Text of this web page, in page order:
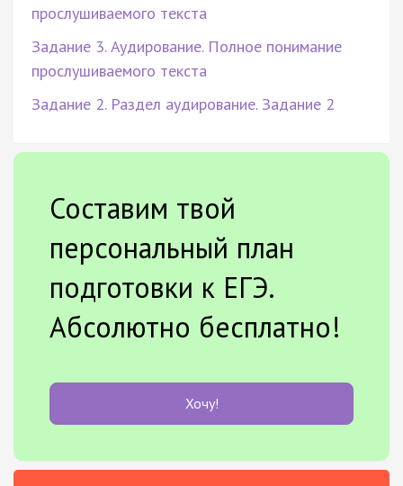
прослушиваемого текста
Задание 3. Аудирование. Полное понимание
прослушиваемого текста
Задание 2. Раздел аудирование. Задание 2
Составим твой
персональный план
подготовки к ЕГЭ.
Абсолютно бесплатно!
Хочу!